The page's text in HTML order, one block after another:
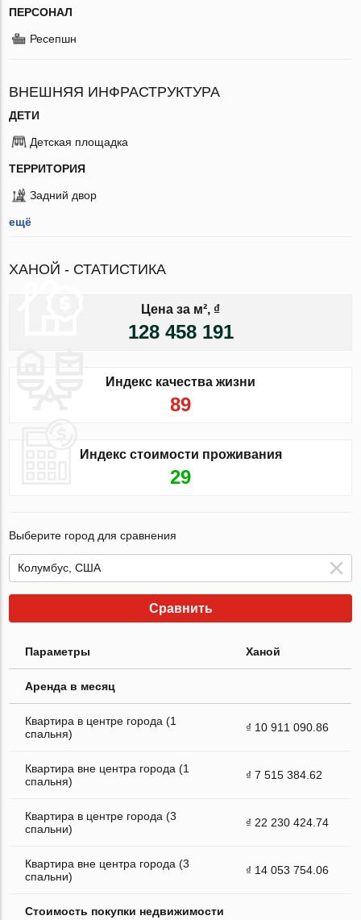
ПЕРСОНАЛ
Ресепшн
ВНЕШНЯЯ ИНФРАСТРУКТУРА
ДЕТИ
Детская площадка
ТЕРРИТОРИЯ
Задний двор
ещё
ХАНОЙ - СТАТИСТИКА
Цена за м², ₫
128 458 191
Индекс качества жизни
89
Индекс стоимости проживания
29
Выберите город для сравнения
Сравнить
Параметры Ханой
Аренда в месяц
Квартира в центре города (1
спальня)
₫ 10 911 090.86
Квартира вне центра города (1
спальня)
₫ 7 515 384.62
Квартира в центре города (3
спальни)
₫ 22 230 424.74
Квартира вне центра города (3
спальни)
₫ 14 053 754.06
Стоимость покупки недвижимости